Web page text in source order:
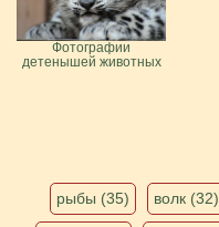
Фотографии
детенышей животных
рыбы (35) волк (32)